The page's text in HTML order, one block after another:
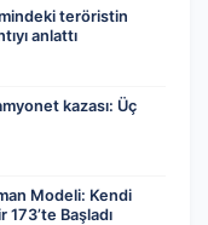
teröristin
anlattı
kazası: Üç
Modeli: Kendi
Başladı